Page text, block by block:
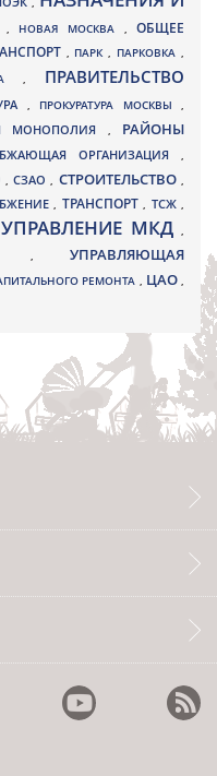
, НОВАЯ МОСКВА ,ОБЩЕЕ
, ПАРК, ПАРКОВКА ,
, ПРАВИТЕЛЬСТВО
, ПРОКУРАТУРА МОСКВЫ ,
МОНОПОЛИЯ , РАЙОНЫ
ОРГАНИЗАЦИЯ ,
,СЗАО, СТРОИТЕЛЬСТВО,
, ТРАНСПОРТ , ТСЖ ,
УПРАВЛЕНИЕ МКД ,
,УПРАВЛЯЮЩАЯ
РЕМОНТА , ЦАО,